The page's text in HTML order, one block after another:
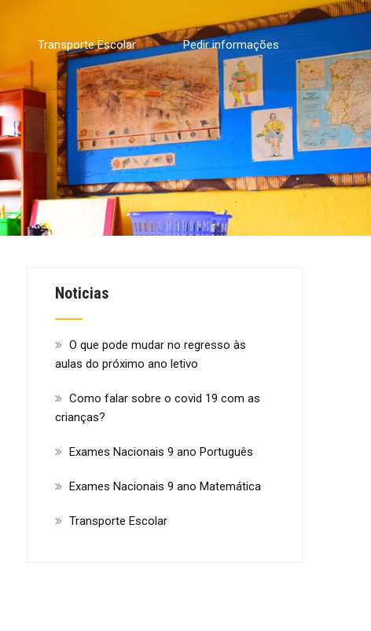
Transporte Escolar Pedir informações
Noticias
O que pode mudar no regresso às
aulas do próximo ano letivo
Como falar sobre o covid 19 com as
crianças?
Exames Nacionais 9 ano Português
Exames Nacionais 9 ano Matemática
Transporte Escolar